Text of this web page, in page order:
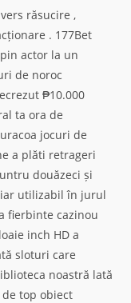
răsucire ,
. 177Bet
actor la un
de noroc
₱10.000
ta ora de
jocuri de
a plăti retrageri
douăzeci și
utilizabil în jurul
fierbinte cazinou
inch HD a
sloturi care
noastră lată
top obiect